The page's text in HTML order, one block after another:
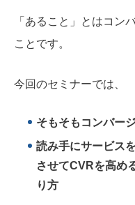
「あること」とはコン
ことです。
今回のセミナーでは、
そもそもコンバー
読み手にサービス
させてCVRを高め
り方